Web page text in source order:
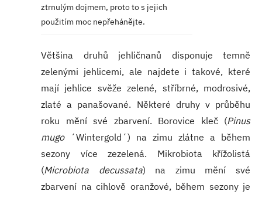
ztrnulým dojmem, proto to s jejich
použitím moc nepřehánějte.
Většina druhů jehličnanů disponuje temně
zelenými jehlicemi, ale najdete i takové, které
mají jehlice svěže zelené, stříbrné, modrosivé,
zlaté a panašované. Některé druhy v průběhu
roku mění své zbarvení. Borovice kleč (Pinus
mugo´Wintergold´) na zimu zlátne a během
sezony více zezelená. Mikrobiota křížolistá
(Microbiota decussata) na zimu mění své
zbarvení na cihlově oranžové, během sezony je